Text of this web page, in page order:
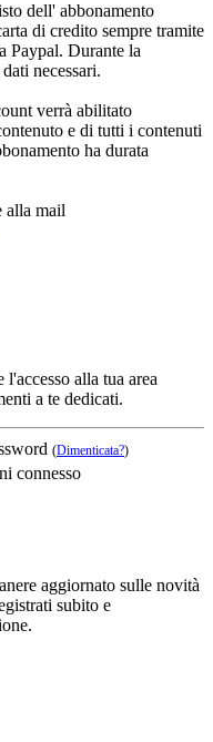
dell' abbonamento
di credito sempre tramite
Paypal. Durante la
necessari.
verrà abilitato
e di tutti i contenuti
ha durata
alla mail
alla tua area
a te dedicati.
(Dimenticata?)
connesso
aggiornato sulle novità
subito e